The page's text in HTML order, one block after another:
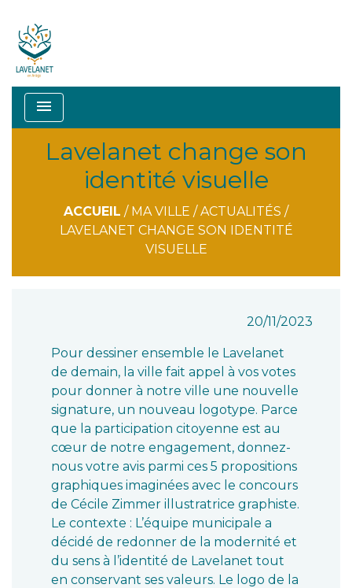
menu
Lavelanet change son
identité visuelle
ACCUEIL / MA VILLE /ACTUALITÉS /
LAVELANET CHANGE SON IDENTITÉ
VISUELLE
20/11/2023
Pour dessiner ensemble le Lavelanet
de demain, la ville fait appel à vos votes
pour donner à notre ville une nouvelle
signature, un nouveau logotype. Parce
que la participation citoyenne est au
cœur de notre engagement, donnez-
nous votre avis parmi ces 5 propositions
graphiques imaginées avec le concours
de Cécile Zimmer illustratrice graphiste.
Le contexte : L’équipe municipale a
décidé de redonner de la modernité et
du sens à l’identité de Lavelanet tout
en conservant ses valeurs. Le logo de la